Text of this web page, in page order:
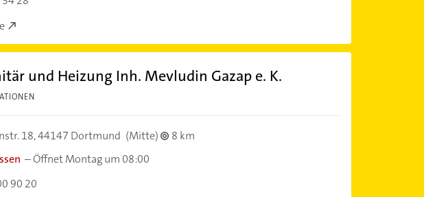
und Heizung Inh. Mevludin Gazap e. K.
18,44147 Dortmund (Mitte)
8 km
–Öffnet Montag um 08:00
90 20